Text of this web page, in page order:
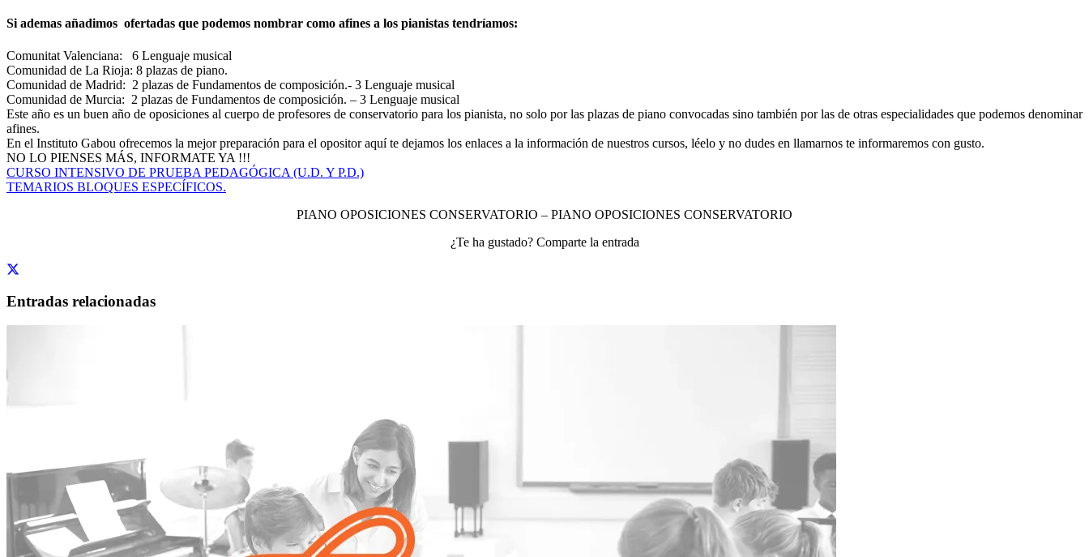
Si ademas añadimos ofertadas que podemos nombrar como afines a los pianistas tendríamos:
Comunitat Valenciana:
6 Lenguaje musical
Comunidad de La Rioja: 8 plazas de piano.
Comunidad de Madrid: 2 plazas de Fundamentos de composición.- 3 Lenguaje musical
Comunidad de Murcia: 2 plazas de Fundamentos de composición. – 3 Lenguaje musical
Este año es un buen año de oposiciones al cuerpo de profesores de conservatorio para los pianista, no solo por las plazas de piano convocadas sino también por las de otras especialidades que podemos denominar
afines.
En el Instituto Gabou ofrecemos la mejor preparación para el opositor aquí te dejamos los enlaces a la información de nuestros cursos, léelo y no dudes en llamarnos te informaremos con gusto.
NO LO PIENSES MÁS, INFORMATE YA !!!
CURSO INTENSIVO DE PRUEBA PEDAGÓGICA (U.D. Y P.D.)
TEMARIOS BLOQUES ESPECÍFICOS.
PIANO OPOSICIONES CONSERVATORIO – PIANO OPOSICIONES CONSERVATORIO
¿Te ha gustado? Comparte la entrada
Entradas relacionadas